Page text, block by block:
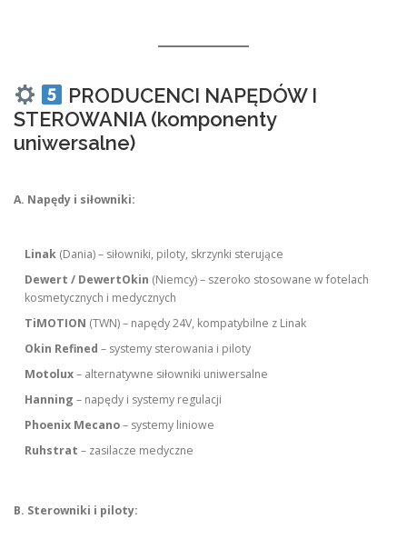
PRODUCENCI NAPĘDÓW I
STEROWANIA (komponenty
uniwersalne)
A. Napędy i siłowniki:
Linak (Dania) – siłowniki, piloty, skrzynki sterujące
Dewert / DewertOkin (Niemcy) – szeroko stosowane w fotelach
kosmetycznych i medycznych
TiMOTION (TWN) – napędy 24V, kompatybilne z Linak
Okin Refined – systemy sterowania i piloty
Motolux– alternatywne siłowniki uniwersalne
Hanning – napędy i systemy regulacji
Phoenix Mecano– systemy liniowe
Ruhstrat – zasilacze medyczne
B. Sterowniki i piloty: